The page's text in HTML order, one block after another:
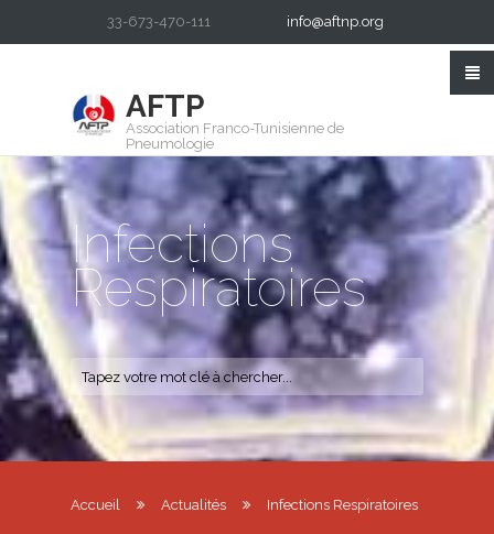
33-673-470-111 info@aftnp.org
AFTP
Association Franco-Tunisienne de
Pneumologie
Infections
Respiratoires
Accueil Actualités Infections Respiratoires